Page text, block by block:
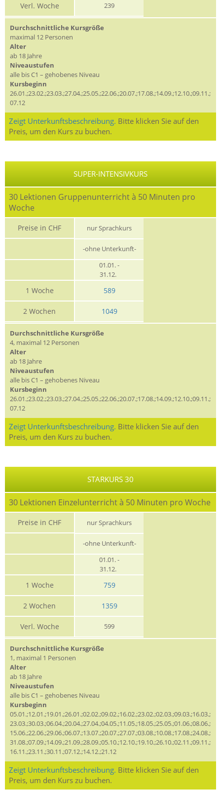
Verl. Woche 239
Durchschnittliche Kursgröße
maximal 12 Personen
Alter
ab 18 Jahre
Niveaustufen
alle bis C1 – gehobenes Niveau
Kursbeginn
26.01.;23.02.;23.03.;27.04.;25.05.;22.06.;20.07.;17.08.;14.09.;12.10.;09.11.;
07.12
Zeigt Unterkunftsbeschreibung. Bitte klicken Sie auf den
Preis, um den Kurs zu buchen.
SUPER-INTENSIVKURS
30 Lektionen Gruppenunterricht à 50 Minuten pro
Woche
Preise in CHF nur Sprachkurs
-ohne Unterkunft-
01.01. -
31.12.
1 Woche 589
2 Wochen 1049
Durchschnittliche Kursgröße
4, maximal 12 Personen
Alter
ab 18 Jahre
Niveaustufen
alle bis C1 – gehobenes Niveau
Kursbeginn
26.01.;23.02.;23.03.;27.04.;25.05.;22.06.;20.07.;17.08.;14.09.;12.10.;09.11.;
07.12
Zeigt Unterkunftsbeschreibung. Bitte klicken Sie auf den
Preis, um den Kurs zu buchen.
STARKURS 30
30 Lektionen Einzelunterricht à 50 Minuten pro Woche
Preise in CHF nur Sprachkurs
-ohne Unterkunft-
01.01. -
31.12.
1 Woche 759
2 Wochen 1359
Verl. Woche 599
Durchschnittliche Kursgröße
1, maximal 1 Personen
Alter
ab 18 Jahre
Niveaustufen
alle bis C1 – gehobenes Niveau
Kursbeginn
05.01.;12.01.;19.01.;26.01.;02.02.;09.02.;16.02.;23.02.;02.03.;09.03.;16.03.;
23.03.;30.03.;06.04.;20.04.;27.04.;04.05.;11.05.;18.05.;25.05.;01.06.;08.06.;
15.06.;22.06.;29.06.;06.07.;13.07.;20.07.;27.07.;03.08.;10.08.;17.08.;24.08.;
31.08.;07.09.;14.09.;21.09.;28.09.;05.10.;12.10.;19.10.;26.10.;02.11.;09.11.;
16.11.;23.11.;30.11.;07.12.;14.12.;21.12
Zeigt Unterkunftsbeschreibung. Bitte klicken Sie auf den
Preis, um den Kurs zu buchen.